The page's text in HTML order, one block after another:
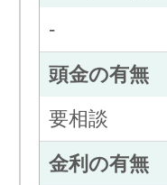
-
頭金の有無
要相談
金利の有無